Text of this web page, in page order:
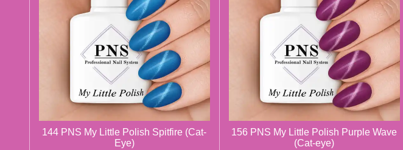
144 PNS My Little Polish Spitfire (Cat-
Eye)
156 PNS My Little Polish Purple Wave
(Cat-eye)